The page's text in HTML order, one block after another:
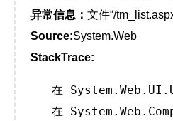
异常信息： 文件“/
Source:System.Web
StackTrace:
在
在